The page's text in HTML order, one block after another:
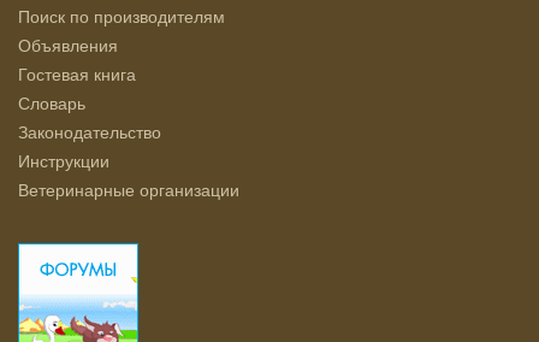
Поиск по производителям
Объявления
Гостевая книга
Словарь
Законодательство
Инструкции
Ветеринарные организации